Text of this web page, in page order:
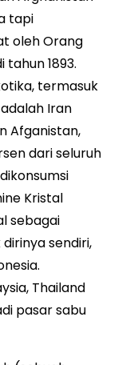
tapi
oleh Orang
1893.
termasuk
Iran
Afganistan,
dari seluruh
Kristal
sebagai
sendiri,
Thailand
pasar sabu